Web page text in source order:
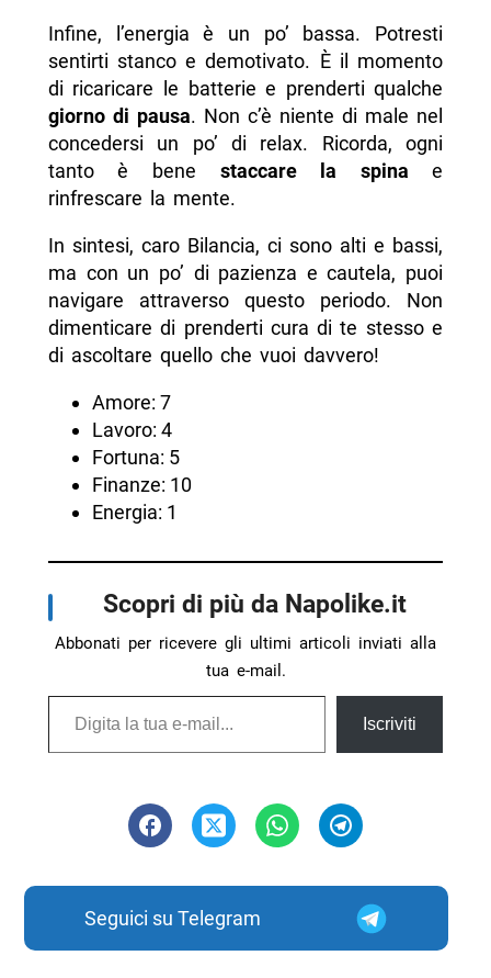
Infine, l’energia è un po’ bassa. Potresti
sentirti stanco e demotivato. È il momento
di ricaricare le batterie e prenderti qualche
giorno di pausa. Non c’è niente di male nel
concedersi un po’ di relax. Ricorda, ogni
tanto è bene staccare la spina e
rinfrescare la mente.
In sintesi, caro Bilancia, ci sono alti e bassi,
ma con un po’ di pazienza e cautela, puoi
navigare attraverso questo periodo. Non
dimenticare di prenderti cura di te stesso e
di ascoltare quello che vuoi davvero!
Amore: 7
Lavoro: 4
Fortuna: 5
Finanze: 10
Energia: 1
Scopri di più da Napolike.it
Abbonati per ricevere gli ultimi articoli inviati alla
tua e-mail.
Digita la tua e-mail...
Iscriviti
Seguici su Telegram